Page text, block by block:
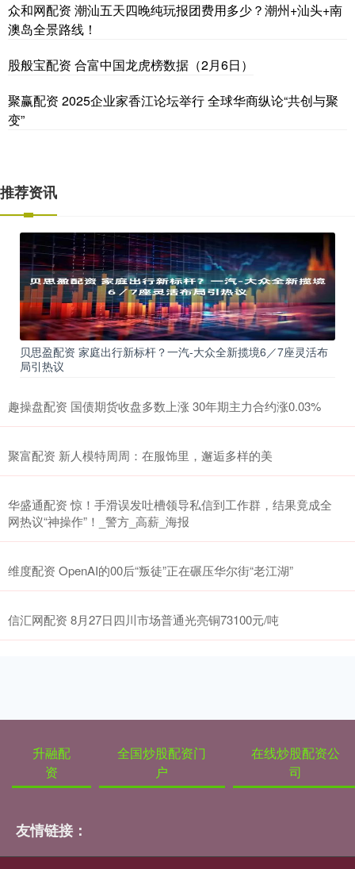
众和网配资 潮汕五天四晚纯玩报团费用多少？潮州+汕头+南
澳岛全景路线！
股般宝配资 合富中国龙虎榜数据（2月6日）
聚赢配资 2025企业家香江论坛举行 全球华商纵论“共创与聚
变”
推荐资讯
贝思盈配资 家庭出行新标杆？一汽-大众全新揽境6／7座灵活布
局引热议
趣操盘配资 国债期货收盘多数上涨 30年期主力合约涨0.03%
聚富配资 新人模特周周：在服饰里，邂逅多样的美
华盛通配资 惊！手滑误发吐槽领导私信到工作群，结果竟成全
网热议“神操作”！_警方_高薪_海报
维度配资 OpenAI的00后“叛徒”正在碾压华尔街“老江湖”
信汇网配资 8月27日四川市场普通光亮铜73100元/吨
升融配
资
全国炒股配资门
户
在线炒股配资公
司
友情链接：